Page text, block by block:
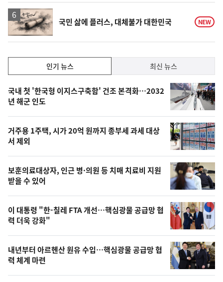
상
승
영
상
국민 삶에 플러스, 대체불가 대한민국 NEW
기,
최
신,
오
늘
의
영
상
오
늘
의
사
진
인기 뉴스 최신 뉴스
인
기
뉴
스
국내 첫 '한국형 이지스구축함' 건조 본격화…2032
년 해군 인도
거주용 1주택, 시가 20억 원까지 종부세 과세 대상
서 제외
보훈의료대상자, 인근 병·의원 등 치매 치료비 지원
받을 수 있어
이 대통령 "한-칠레 FTA 개선…핵심광물 공급망 협
력 더욱 강화"
내년부터 아르헨산 원유 수입…핵심광물 공급망 협
력 체계 마련